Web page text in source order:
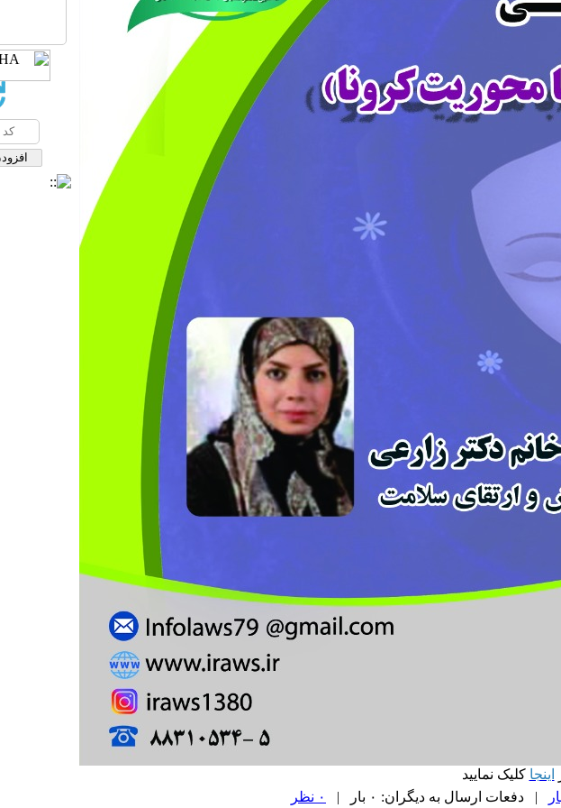
اینجا کلیک نمایید
| دفعات ارسال به دیگران: ۰ بار | ۰ نظر